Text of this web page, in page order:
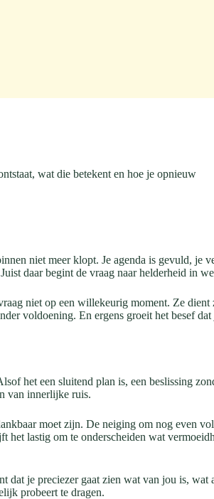
wat die betekent en hoe je opnieuw
niet meer klopt. Je agenda is gevuld,
daar begint de vraag naar helderheid in
niet op een willekeurig moment. Ze
voldoening. En ergens groeit het besef
het een sluitend plan is, een beslissing
van innerlijke ruis.
moet zijn. De neiging om nog even
het lastig om te onderscheiden wat
dat je preciezer gaat zien wat van jou is,
probeert te dragen.